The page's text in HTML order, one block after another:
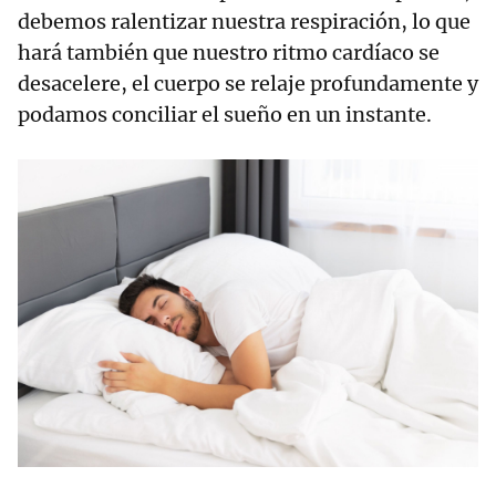
debemos ralentizar nuestra respiración, lo que
hará también que nuestro ritmo cardíaco se
desacelere, el cuerpo se relaje profundamente y
podamos conciliar el sueño en un instante.